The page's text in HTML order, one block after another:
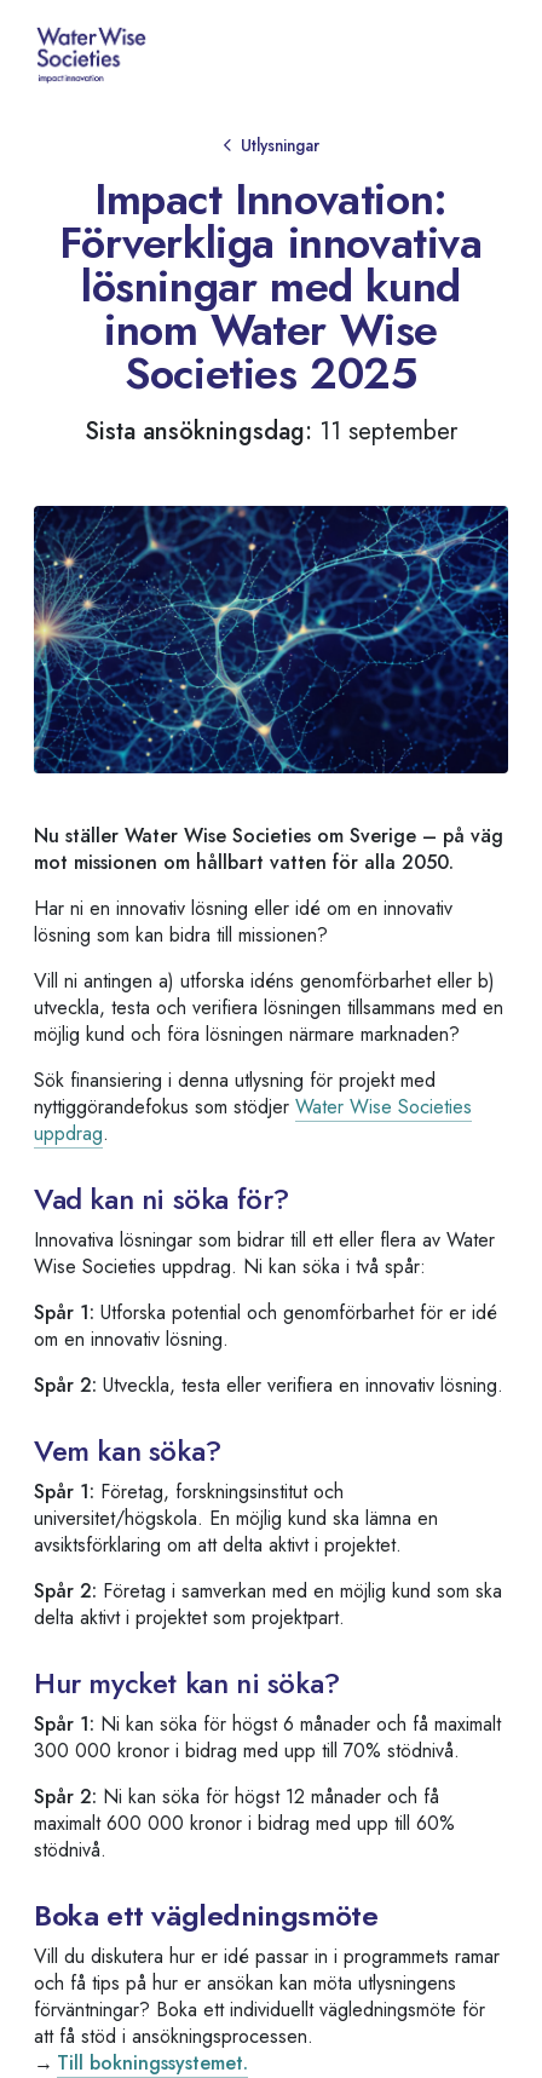
Utlysningar
Impact Innovation:
Förverkliga innovativa
lösningar med kund
inom Water Wise
Societies 2025
Sista ansökningsdag: 11 september
Nu ställer Water Wise Societies om Sverige – på väg
mot missionen om hållbart vatten för alla 2050.
Har ni en innovativ lösning eller idé om en innovativ
lösning som kan bidra till missionen?
Vill ni antingen a) utforska idéns genomförbarhet eller b)
utveckla, testa och verifiera lösningen tillsammans med en
möjlig kund och föra lösningen närmare marknaden?
Sök finansiering i denna utlysning för projekt med
nyttiggörandefokus som stödjer Water Wise Societies
uppdrag.
Vad kan ni söka för?
Innovativa lösningar som bidrar till ett eller flera av Water
Wise Societies uppdrag. Ni kan söka i två spår:
Spår 1: Utforska potential och genomförbarhet för er idé
om en innovativ lösning.
Spår 2: Utveckla, testa eller verifiera en innovativ lösning.
Vem kan söka?
Spår 1: Företag, forskningsinstitut och
universitet/högskola. En möjlig kund ska lämna en
avsiktsförklaring om att delta aktivt i projektet.
Spår 2: Företag i samverkan med en möjlig kund som ska
delta aktivt i projektet som projektpart.
Hur mycket kan ni söka?
Spår 1: Ni kan söka för högst 6 månader och få maximalt
300 000 kronor i bidrag med upp till 70% stödnivå.
Spår 2: Ni kan söka för högst 12 månader och få
maximalt 600 000 kronor i bidrag med upp till 60%
stödnivå.
Boka ett vägledningsmöte
Vill du diskutera hur er idé passar in i programmets ramar
och få tips på hur er ansökan kan möta utlysningens
förväntningar? Boka ett individuellt vägledningsmöte för
att få stöd i ansökningsprocessen.
→ Till bokningssystemet.